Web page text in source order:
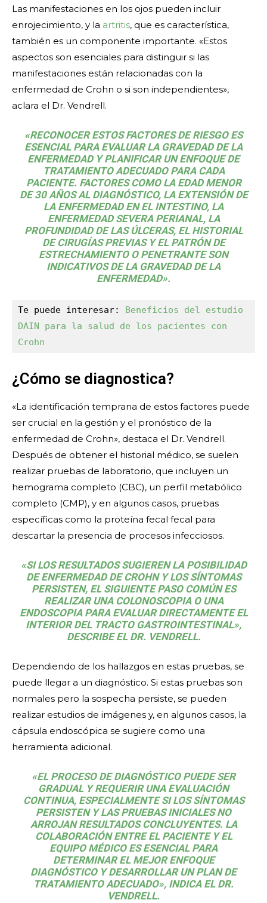
Las manifestaciones en los ojos pueden incluir
enrojecimiento, y la artritis, que es característica,
también es un componente importante. «Estos
aspectos son esenciales para distinguir si las
manifestaciones están relacionadas con la
enfermedad de Crohn o si son independientes»,
aclara el Dr. Vendrell.
«RECONOCER ESTOS FACTORES DE RIESGO ES
ESENCIAL PARA EVALUAR LA GRAVEDAD DE LA
ENFERMEDAD Y PLANIFICAR UN ENFOQUE DE
TRATAMIENTO ADECUADO PARA CADA
PACIENTE. FACTORES COMO LA EDAD MENOR
DE 30 AÑOS AL DIAGNÓSTICO, LA EXTENSIÓN DE
LA ENFERMEDAD EN EL INTESTINO, LA
ENFERMEDAD SEVERA PERIANAL, LA
PROFUNDIDAD DE LAS ÚLCERAS, EL HISTORIAL
DE CIRUGÍAS PREVIAS Y EL PATRÓN DE
ESTRECHAMIENTO O PENETRANTE SON
INDICATIVOS DE LA GRAVEDAD DE LA
ENFERMEDAD».
Te puede interesar:
Beneficios del estudio
DAIN para la salud de los pacientes con
Crohn
¿Cómo se diagnostica?
«La identificación temprana de estos factores puede
ser crucial en la gestión y el pronóstico de la
enfermedad de Crohn», destaca el Dr. Vendrell.
Después de obtener el historial médico, se suelen
realizar pruebas de laboratorio, que incluyen un
hemograma completo (CBC), un perfil metabólico
completo (CMP), y en algunos casos, pruebas
específicas como la proteína fecal fecal para
descartar la presencia de procesos infecciosos.
«SI LOS RESULTADOS SUGIEREN LA POSIBILIDAD
DE ENFERMEDAD DE CROHN Y LOS SÍNTOMAS
PERSISTEN, EL SIGUIENTE PASO COMÚN ES
REALIZAR UNA COLONOSCOPIA O UNA
ENDOSCOPIA PARA EVALUAR DIRECTAMENTE EL
INTERIOR DEL TRACTO GASTROINTESTINAL»,
DESCRIBE EL DR. VENDRELL.
Dependiendo de los hallazgos en estas pruebas, se
puede llegar a un diagnóstico. Si estas pruebas son
normales pero la sospecha persiste, se pueden
realizar estudios de imágenes y, en algunos casos, la
cápsula endoscópica se sugiere como una
herramienta adicional.
«EL PROCESO DE DIAGNÓSTICO PUEDE SER
GRADUAL Y REQUERIR UNA EVALUACIÓN
CONTINUA, ESPECIALMENTE SI LOS SÍNTOMAS
PERSISTEN Y LAS PRUEBAS INICIALES NO
ARROJAN RESULTADOS CONCLUYENTES. LA
COLABORACIÓN ENTRE EL PACIENTE Y EL
EQUIPO MÉDICO ES ESENCIAL PARA
DETERMINAR EL MEJOR ENFOQUE
DIAGNÓSTICO Y DESARROLLAR UN PLAN DE
TRATAMIENTO ADECUADO», INDICA EL DR.
VENDRELL.